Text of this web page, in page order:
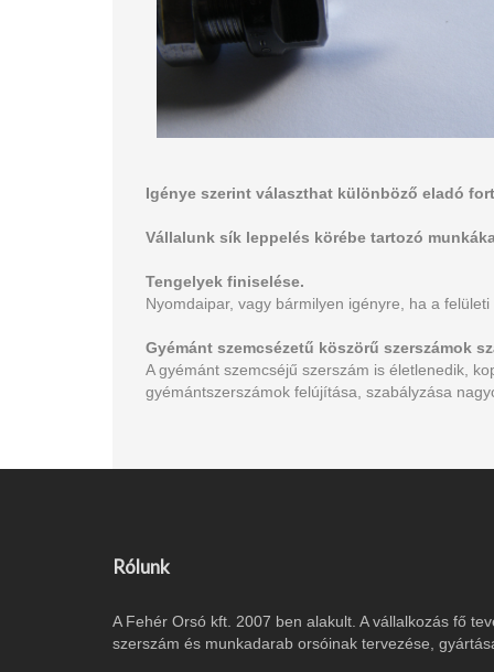
Igénye szerint választhat különböző eladó
Vállalunk sík leppelés körébe tartozó
Tengelyek finiselése.
Nyomdaipar, vagy bármilyen igényre, ha a
Gyémánt szemcsézetű köszörű szerszámok
A gyémánt szemcséjű szerszám is életlenedik,
gyémántszerszámok felújítása, szabályzása
Rólunk
A Fehér Orsó kft. 2007 ben alakult. A vállalkozás fő
szerszám és munkadarab orsóinak tervezése,